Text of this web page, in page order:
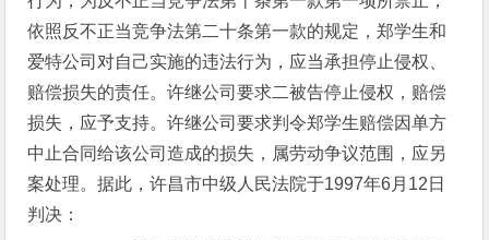
依照反不正当竞争法第二十条第一款的规定，郑学生和
爱特公司对自己实施的违法行为，应当承担停止侵权、
赔偿损失的责任。许继公司要求二被告停止侵权，赔偿
损失，应予支持。许继公司要求判令郑学生赔偿因单方
中止合同给该公司造成的损失，属劳动争议范围，应另
案处理。据此，许昌市中级人民法院于1997年6月12日
判决：